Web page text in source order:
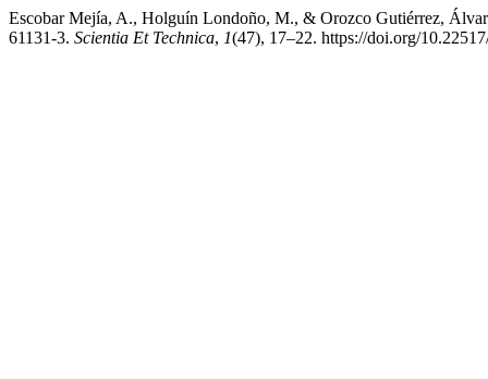
Escobar Mejía, A., Holguín Londoño, M., & Orozco Gutiérrez,
61131-3. Scientia Et Technica, 1(47), 17–22. https://doi.org/